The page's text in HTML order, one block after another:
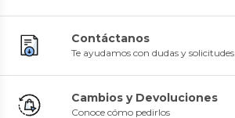
Contáctanos
Te ayudamos con dudas y solicitudes
Cambios y Devoluciones
Conoce cómo pedirlos